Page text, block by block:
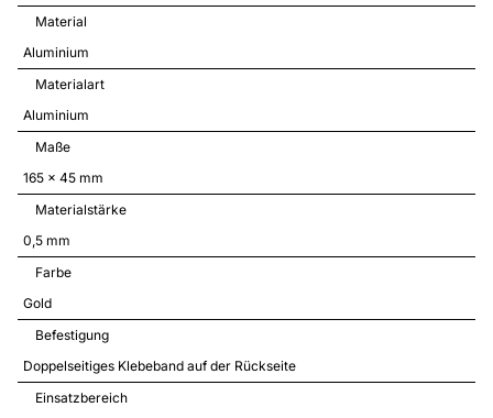
Material
Aluminium
Materialart
Aluminium
Maße
165 x 45 mm
Materialstärke
0,5 mm
Farbe
Gold
Befestigung
Doppelseitiges Klebeband auf der Rückseite
Einsatzbereich